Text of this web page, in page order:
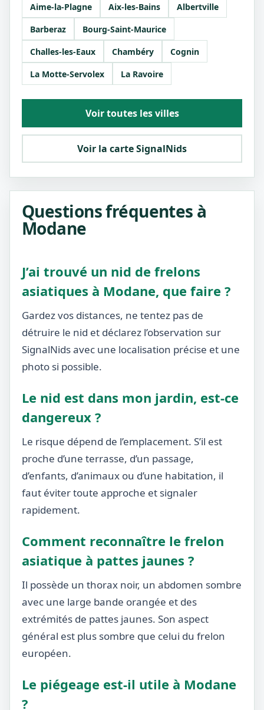
Aime-la-Plagne Aix-les-Bains
Albertville
Barberaz
Bourg-Saint-Maurice
Challes-les-Eaux
Chambéry
Cognin
La Motte-Servolex
La Ravoire
Voir toutes les villes
Voir la carte SignalNids
Questions fréquentes à
Modane
J’ai trouvé un nid de frelons
asiatiques à Modane, que faire ?
Gardez vos distances, ne tentez pas de
détruire le nid et déclarez l’observation sur
SignalNids avec une localisation précise et une
photo si possible.
Le nid est dans mon jardin, est-ce
dangereux ?
Le risque dépend de l’emplacement. S’il est
proche d’une terrasse, d’un passage,
d’enfants, d’animaux ou d’une habitation, il
faut éviter toute approche et signaler
rapidement.
Comment reconnaître le frelon
asiatique à pattes jaunes ?
Il possède un thorax noir, un abdomen sombre
avec une large bande orangée et des
extrémités de pattes jaunes. Son aspect
général est plus sombre que celui du frelon
européen.
Le piégeage est-il utile à Modane
?